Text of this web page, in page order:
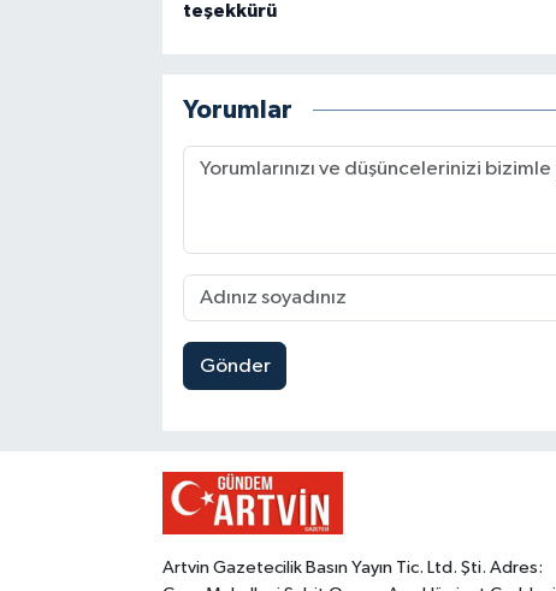
teşekkürü
Yorumlar
Gönder
Artvin Gazetecilik Basın Yayın Tic. Ltd. Şti. Adres: